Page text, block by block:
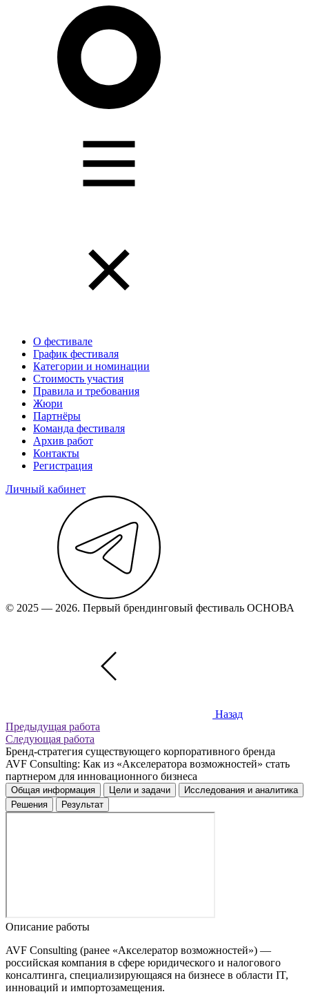
О фестивале
График фестиваля
Категории и номинации
Стоимость участия
Правила и требования
Жюри
Партнёры
Команда фестиваля
Архив работ
Контакты
Регистрация
Личный кабинет
© 2025 — 2026. Первый брендинговый фестиваль ОСНОВА
Назад
Предыдущая работа
Следующая работа
Бренд-стратегия существующего корпоративного бренда
AVF Consulting: Как из «Акселератора возможностей» стать
партнером для инновационного бизнеса
Общая информация Цели и задачи
Исследования и аналитика
Решения
Результат
Описание работы
AVF Consulting (ранее «Акселератор возможностей») —
российская компания в сфере юридического и налогового
консалтинга, специализирующаяся на бизнесе в области IT,
инноваций и импортозамещения.